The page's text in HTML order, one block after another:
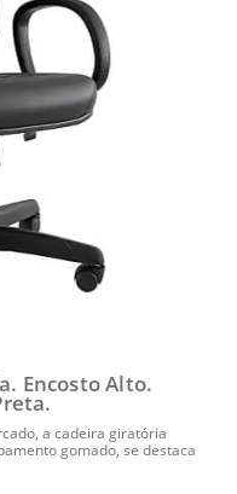
Encosto Alto.
a cadeira giratória
gomado, se destaca